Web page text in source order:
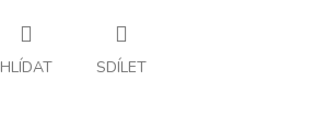
HLÍDAT SDÍLET